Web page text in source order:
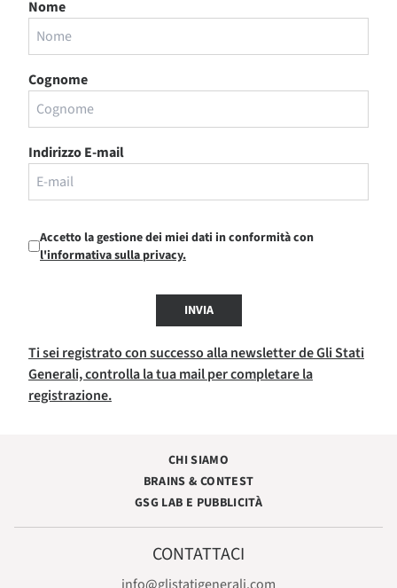
Nome
Cognome
Indirizzo E-mail
Accetto la gestione dei miei dati in conformità con
l'informativa sulla privacy.
INVIA
Ti sei registrato con successo alla newsletter de Gli Stati
Generali, controlla la tua mail per completare la
registrazione.
CHI SIAMO
BRAINS & CONTEST
GSG LAB E PUBBLICITÀ
CONTATTACI
info@glistatigenerali.com